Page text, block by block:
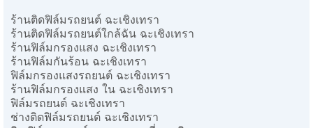
ร้านติดฟิล์มรถยนต์ ฉะเชิงเทรา
ร้านติดฟิล์มรถยนต์ใกล้ฉัน ฉะเชิงเทรา
ร้านฟิล์มกรองแสง ฉะเชิงเทรา
ร้านฟิล์มกันร้อน ฉะเชิงเทรา
ฟิล์มกรองแสงรถยนต์ ฉะเชิงเทรา
ร้านฟิล์มกรองแสง ใน ฉะเชิงเทรา
ฟิล์มรถยนต์ ฉะเชิงเทรา
ช่างติดฟิล์มรถยนต์ ฉะเชิงเทรา